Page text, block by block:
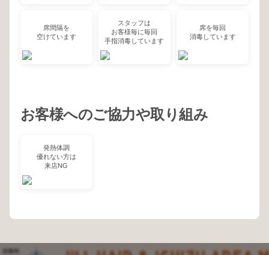
席間隔を
空けています
スタッフは
お客様毎に毎回
手指消毒しています
席を毎回
消毒しています
お客様へのご協力や取り組み
発熱体調
優れない方は
来店NG